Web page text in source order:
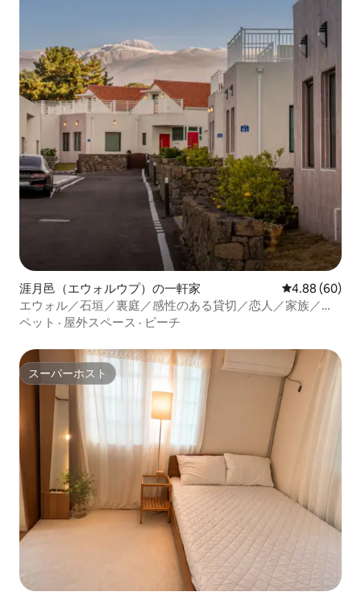
涯月邑（エウォルウプ）の一軒家 レビュー60件
4.88 (60)
エウォル／石垣／裏庭／感性のある貸切／恋人／家族／読
書／セダムハウス
ペット · 屋外スペース · ビーチ
スーパーホスト
スーパーホスト